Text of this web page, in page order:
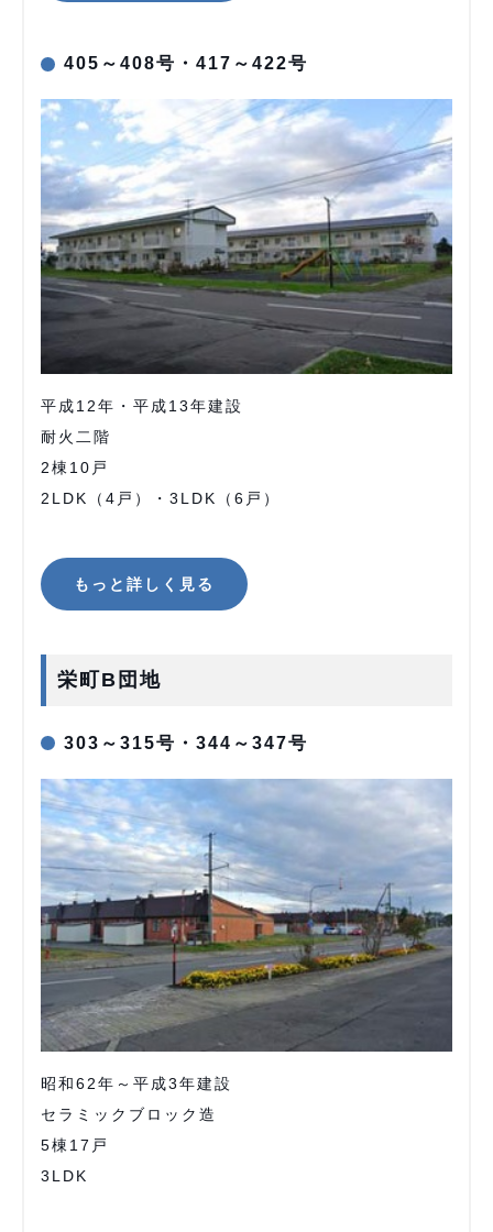
405～408号・417～422号
平成12年・平成13年建設
耐火二階
2棟10戸
2LDK（4戸）・3LDK（6戸）
もっと詳しく見る
栄町B団地
303～315号・344～347号
昭和62年～平成3年建設
セラミックブロック造
5棟17戸
3LDK